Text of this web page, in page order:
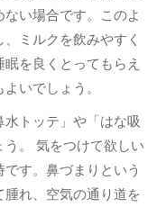
い場合です。このよ
ミルクを飲みやすく
を良くとってもらえ
いでしょう。
トッテ」や「はな吸
。 気をつけて欲しい
す。鼻づまりという
れ、空気の通り道を